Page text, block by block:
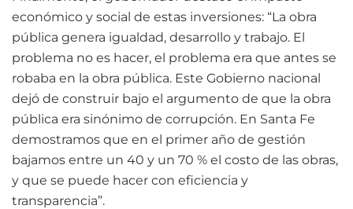
económico y social de estas inversiones: “La obra
pública genera igualdad, desarrollo y trabajo. El
problema no es hacer, el problema era que antes se
robaba en la obra pública. Este Gobierno nacional
dejó de construir bajo el argumento de que la obra
pública era sinónimo de corrupción. En Santa Fe
demostramos que en el primer año de gestión
bajamos entre un 40 y un 70 % el costo de las obras,
y que se puede hacer con eficiencia y
transparencia”.